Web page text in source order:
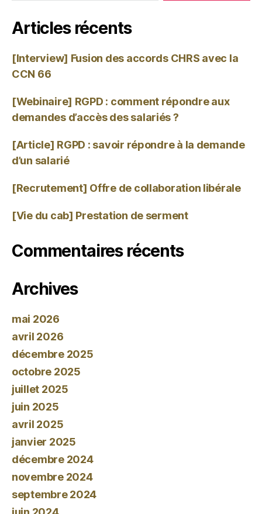
Articles récents
[Interview] Fusion des accords CHRS avec la
CCN 66
[Webinaire] RGPD : comment répondre aux
demandes d’accès des salariés ?
[Article] RGPD : savoir répondre à la demande
d’un salarié
[Recrutement] Offre de collaboration libérale
[Vie du cab] Prestation de serment
Commentaires récents
Archives
mai 2026
avril 2026
décembre 2025
octobre 2025
juillet 2025
juin 2025
avril 2025
janvier 2025
décembre 2024
novembre 2024
septembre 2024